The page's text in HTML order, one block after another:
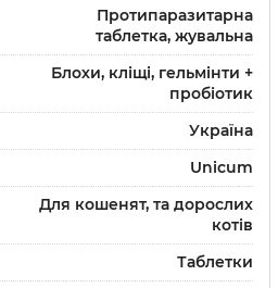
Протипаразитарна
таблетка, жувальна
Блохи, кліщі, гельмінти +
пробіотик
Україна
Unicum
Для кошенят, та дорослих
котів
Таблетки